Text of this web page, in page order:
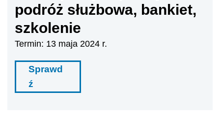
podróż służbowa, bankiet,
szkolenie
Termin: 13 maja 2024 r.
Sprawd
ź